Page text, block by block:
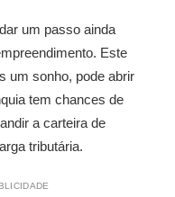
um passo ainda
Este
um sonho, pode abrir
tem chances de
a carteira de
tributária.